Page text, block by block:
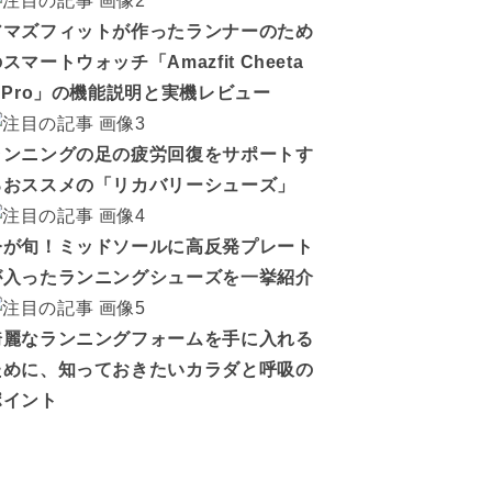
ズフィットが作ったランナーのため
スマートウォッチ「Amazfit Cheeta
」の機能説明と実機レビュー
ニングの足の疲労回復をサポートす
ススメの「リカバリーシューズ」
旬！ミッドソールに高反発プレート
ったランニングシューズを一挙紹介
なランニングフォームを手に入れる
に、知っておきたいカラダと呼吸の
ント